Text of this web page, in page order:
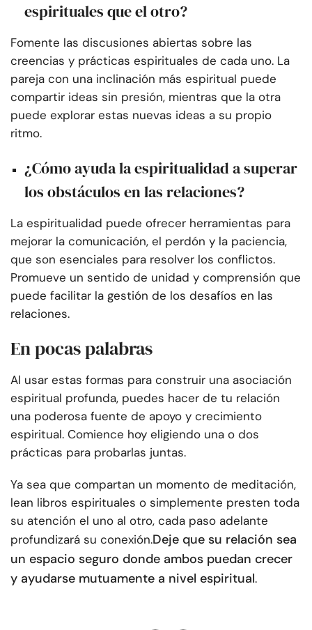
espirituales que el otro?
Fomente las discusiones abiertas sobre las
creencias y prácticas espirituales de cada uno. La
pareja con una inclinación más espiritual puede
compartir ideas sin presión, mientras que la otra
puede explorar estas nuevas ideas a su propio
ritmo.
¿Cómo ayuda la espiritualidad a superar
los obstáculos en las relaciones?
La espiritualidad puede ofrecer herramientas para
mejorar la comunicación, el perdón y la paciencia,
que son esenciales para resolver los conflictos.
Promueve un sentido de unidad y comprensión que
puede facilitar la gestión de los desafíos en las
relaciones.
En pocas palabras
Al usar estas formas para construir una asociación
espiritual profunda, puedes hacer de tu relación
una poderosa fuente de apoyo y crecimiento
espiritual. Comience hoy eligiendo una o dos
prácticas para probarlas juntas.
Ya sea que compartan un momento de meditación,
lean libros espirituales o simplemente presten toda
su atención el uno al otro, cada paso adelante
profundizará su conexión.Deje que su relación sea
un espacio seguro donde ambos puedan crecer
y ayudarse mutuamente a nivel espiritual.